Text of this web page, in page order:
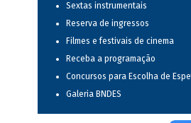
Sextas instrumentais
Reserva de ingressos
Filmes e festivais de cinema
Receba a programação
Concursos para Escolha de
Galeria BNDES